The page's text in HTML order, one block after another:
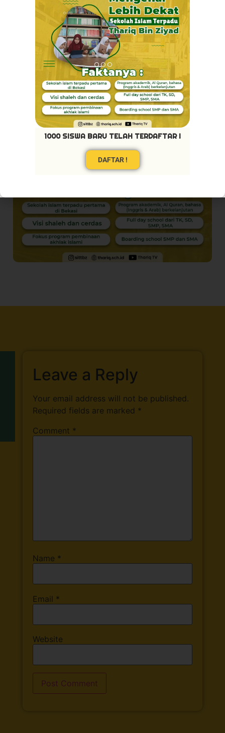
Leave a Reply
Your email address will not be published.
Required fields are marked *
Comment *
Name *
Email *
Website
1000 SISWA BARU TELAH TERDAFTAR !
DAFTAR !